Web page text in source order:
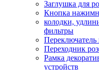
Заглушка для
Кнопка
колодки,
фильтры
Переходник
Рамка
устройств